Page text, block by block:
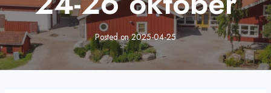
Posted on2025-04-25